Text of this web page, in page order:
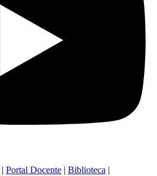
| Portal Docente | Biblioteca |